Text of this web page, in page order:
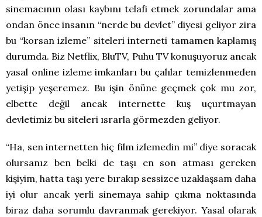
sinemacının olası kaybını telafi etmek zorundalar ama
ondan önce insanın “nerde bu devlet” diyesi geliyor zira
bu “korsan izleme” siteleri interneti tamamen kaplamış
durumda. Biz Netflix, BluTV, Puhu TV konuşuyoruz ancak
yasal online izleme imkanları bu çalılar temizlenmeden
yetişip yeşeremez. Bu işin önüne geçmek çok mu zor,
elbette değil ancak internette kuş uçurtmayan
devletimiz bu siteleri ısrarla görmezden geliyor.
“Ha, sen internetten hiç film izlemedin mi” diye soracak
olursanız ben belki de taşı en son atması gereken
kişiyim, hatta taşı yere bırakıp sessizce uzaklaşsam daha
iyi olur ancak yerli sinemaya sahip çıkma noktasında
biraz daha sorumlu davranmak gerekiyor. Yasal olarak